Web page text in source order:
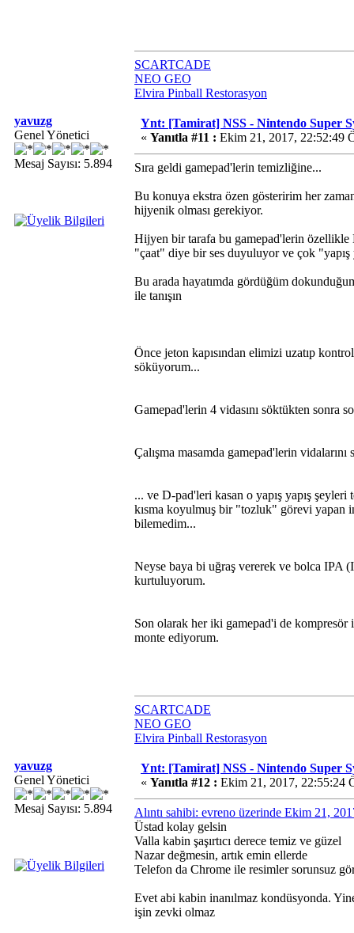
SCARTCADE
NEO GEO
Elvira Pinball Restorasyon
yavuzg
Genel Yönetici
Mesaj Sayısı: 5.894
Ynt: [Tamirat] NSS - Nintendo Super
« Yanıtla #11 : Ekim 21, 2017, 22:52:49
Sıra geldi gamepad'lerin temizliğine...
Bu konuya ekstra özen gösteririm her
hijyenik olması gerekiyor.
Hijyen bir tarafa bu gamepad'lerin özellikle
"çaat" diye bir ses duyuluyor ve çok
Bu arada hayatımda gördüğüm
ile tanışın
Önce jeton kapısından elimizi uzatıp
söküyorum...
Gamepad'lerin 4 vidasını söktükten sonra
Çalışma masamda gamepad'lerin
... ve D-pad'leri kasan o yapış yapış
kısma koyulmuş bir "tozluk" görevi yapan
bilemedim...
Neyse baya bi uğraş vererek ve bolca IPA
kurtuluyorum.
Son olarak her iki gamepad'i de
monte ediyorum.
SCARTCADE
NEO GEO
Elvira Pinball Restorasyon
yavuzg
Genel Yönetici
Mesaj Sayısı: 5.894
Ynt: [Tamirat] NSS - Nintendo Super
« Yanıtla #12 : Ekim 21, 2017, 22:55:24
Alıntı sahibi: evreno üzerinde Ekim 21,
Üstad kolay gelsin
Valla kabin şaşırtıcı derece temiz ve güzel
Nazar değmesin, artık emin ellerde
Telefon da Chrome ile resimler sorunsuz
Evet abi kabin inanılmaz kondüsyonda.
işin zevki olmaz